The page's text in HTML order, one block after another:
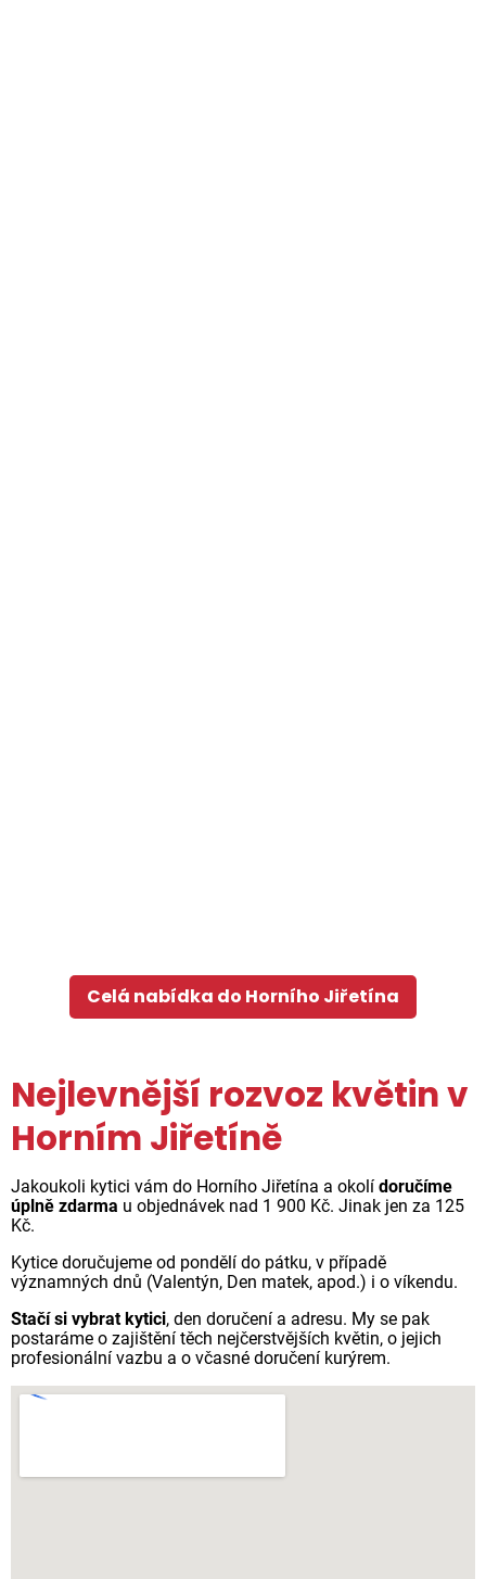
Celá nabídka do Horního Jiřetína
Nejlevnější rozvoz květin v
Horním Jiřetíně
Jakoukoli kytici vám do Horního Jiřetína a okolí doručíme
úplně zdarma u objednávek nad 1 900 Kč. Jinak jen za 125
Kč.
Kytice doručujeme od pondělí do pátku, v případě
významných dnů (Valentýn, Den matek, apod.) i o víkendu.
Stačí si vybrat kytici, den doručení a adresu. My se pak
postaráme o zajištění těch nejčerstvějších květin, o jejich
profesionální vazbu a o včasné doručení kurýrem.